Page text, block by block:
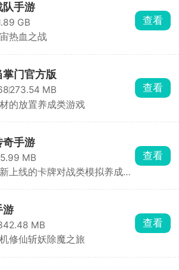
队手游
GB
热血之战
查看
掌门官方版
273.54 MB
的放置养成类游戏
查看
奇手游
MB
上线的卡牌对战类模拟养成游
查看
游
MB
修仙斩妖除魔之旅
查看